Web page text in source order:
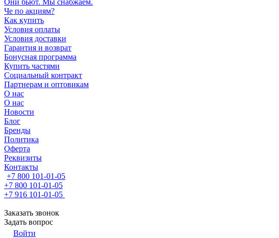
Они бьют. Мы снабжаем.
Че по акциям?
Как купить
Условия оплаты
Условия доставки
Гарантия и возврат
Бонусная программа
Купить частями
Социальный контракт
Партнерам и оптовикам
О нас
О нас
Новости
Блог
Бренды
Политика
Оферта
Реквизиты
Контакты
+7 800 101-01-05
+7 800 101-01-05
+7 916 101-01-05
Заказать звонок
Задать вопрос
Войти